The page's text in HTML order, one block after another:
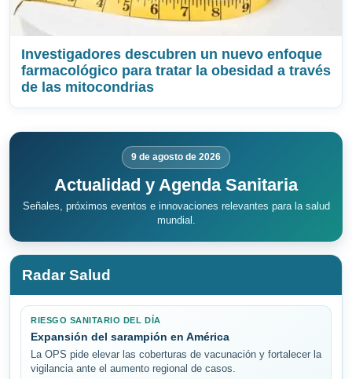
Investigadores descubren un nuevo enfoque
farmacológico para tratar la obesidad a través
de las mitocondrias
9 de agosto de 2026
Actualidad y Agenda Sanitaria
Señales, próximos eventos e innovaciones relevantes para la salud
mundial.
Radar Salud
RIESGO SANITARIO DEL DÍA
Expansión del sarampión en América
La OPS pide elevar las coberturas de vacunación y fortalecer la
vigilancia ante el aumento regional de casos.